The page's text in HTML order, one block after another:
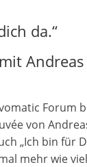
da.“
Forum
von
„Ich bin für
mehr wie